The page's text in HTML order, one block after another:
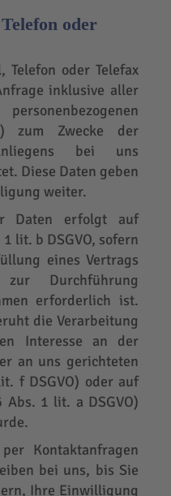
oder
Telefon oder Telefax
inklusive aller
zum Zwecke der
bei uns
Diese Daten geben
weiter.
Daten erfolgt auf
lit. b DSGVO, sofern
eines Vertrags
zur Durchführung
erforderlich ist.
die Verarbeitung
Interesse an der
an uns gerichteten
f DSGVO) oder auf
1 lit. a DSGVO)
Kontaktanfragen
bei uns, bis Sie
Ihre Einwilligung